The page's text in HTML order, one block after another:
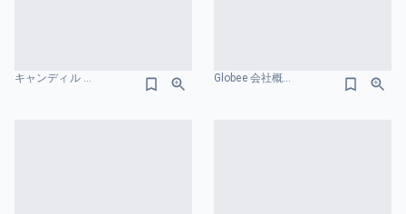
キャンディル 会社概要のスライドデザイン Globee 会社概要のスライドデザイン